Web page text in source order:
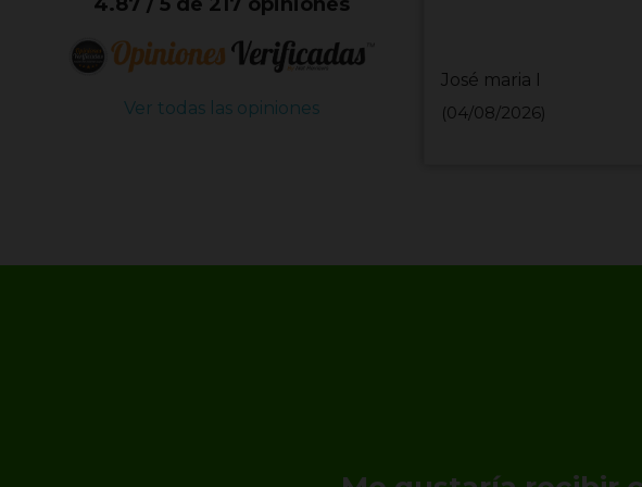
Ver todas las opiniones
José maria I
(04/08/2026)